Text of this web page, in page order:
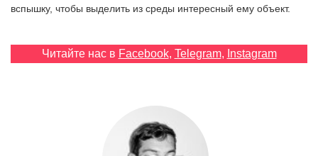
вспышку, чтобы выделить из среды интересный ему объект.
Читайте нас в Facebook, Telegram, Instagram